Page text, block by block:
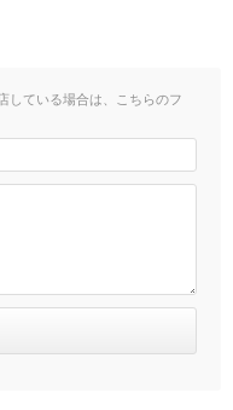
している場合は、こちらのフ